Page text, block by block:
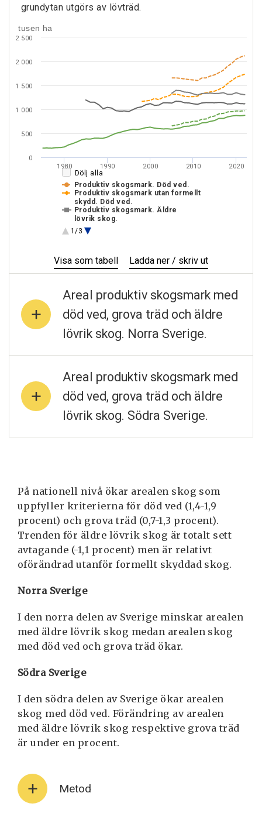
grundytan utgörs av lövträd.
Dölj alla
2000
1980 1990 2010 2020
Produktiv skogsmark. Död ved.
Produktiv skogsmark utan formellt
skydd. Död ved.
Produktiv skogsmark. Äldre
lövrik skog.
Produktiv skogsmark utan formellt
skydd. Äldre lövrik skog.
Produktiv skogsmark utan formellt
skydd. Grova träd.
1/3
0
500
1 000
1 500
2 000
2 500
tusen ha
VisaAreal
produktiv
skogsmark
död
ved,
och
äldre
skog.
Hela
som tabell Ladda ner / skriv ut
produktiv
skogsmark
död
och
äldre
Hela
Areal produktiv skogsmark med
död ved, grova träd och äldre
lövrik skog. Norra Sverige.
Areal produktiv skogsmark med
död ved, grova träd och äldre
lövrik skog. Södra Sverige.
På nationell nivå ökar arealen skog som
uppfyller kriterierna för död ved (1,4-1,9
procent) och grova träd (0,7-1,3 procent).
Trenden för äldre lövrik skog är totalt sett
avtagande (-1,1 procent) men är relativt
oförändrad utanför formellt skyddad skog.
Norra Sverige
I den norra delen av Sverige minskar arealen
med äldre lövrik skog medan arealen skog
med död ved och grova träd ökar.
Södra Sverige
I den södra delen av Sverige ökar arealen
skog med död ved. Förändring av arealen
med äldre lövrik skog respektive grova träd
är under en procent.
Metod